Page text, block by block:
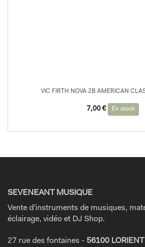
VIC FIRTH NOVA 2B AMERICAN
7,00 € En stock
SEVENEANT MUSIQUE
Vente d'instruments de musiques,
éclairage, vidéo et DJ Shop.
27 rue des fontaines - 56100 LORIENT